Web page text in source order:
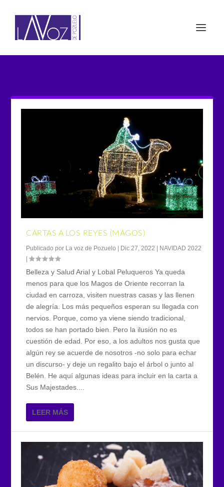
CARTAS A LOS REYES (MAGOS)
Publicado por La voz de Pozuelo | Dic 27, 2022 | NAVIDAD 2022
|
Belleza y Salud Arial y Lobal Peluqueros Ya queda
menos para que los Magos de Oriente recorran la
ciudad en carroza, visiten nuestras casas y las llenen
de alegría. Los más pequeños esperan su llegada con
nervios. Porque, como ya viene siendo tradicional,
todos se han portado bien. Pero la ilusión no es
cuestión de edad. Por eso, a los adultos nos gusta que
algún rey se acuerde de nosotros -no solo para echar
un discurso- y deje un regalito bajo el árbol o junto al
Belén. He aquí algunas ideas para incluir en la carta a
Sus Majestades....
LEER MÁS